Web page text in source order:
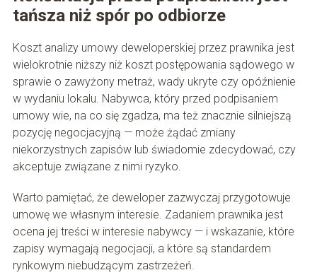
tańsza niż spór po odbiorze
Koszt analizy umowy deweloperskiej przez prawnika jest
wielokrotnie niższy niż koszt postępowania sądowego w
sprawie o zawyżony metraż, wady ukryte czy opóźnienie
w wydaniu lokalu. Nabywca, który przed podpisaniem
umowy wie, na co się zgadza, ma też znacznie silniejszą
pozycję negocjacyjną — może żądać zmiany
niekorzystnych zapisów lub świadomie zdecydować, czy
akceptuje związane z nimi ryzyko.
Warto pamiętać, że deweloper zazwyczaj przygotowuje
umowę we własnym interesie. Zadaniem prawnika jest
ocena jej treści w interesie nabywcy — i wskazanie, które
zapisy wymagają negocjacji, a które są standardem
rynkowym niebudzącym zastrzeżeń.